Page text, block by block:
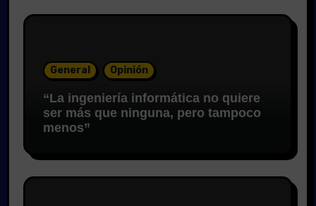
General Opinión
“La ingeniería informática no quiere
ser más que ninguna, pero tampoco
menos”